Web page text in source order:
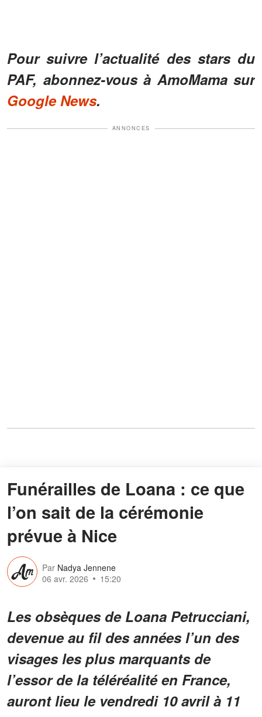
Pour suivre l’actualité des stars du
PAF, abonnez-vous à AmoMama sur
Google News.
ANNONCES
Funérailles de Loana : ce que
l’on sait de la cérémonie
prévue à Nice
Par Nadya Jennene
06 avr. 2026
15:20
Les obsèques de Loana Petrucciani,
devenue au fil des années l’un des
visages les plus marquants de
l’essor de la téléréalité en France,
auront lieu le vendredi 10 avril à 11